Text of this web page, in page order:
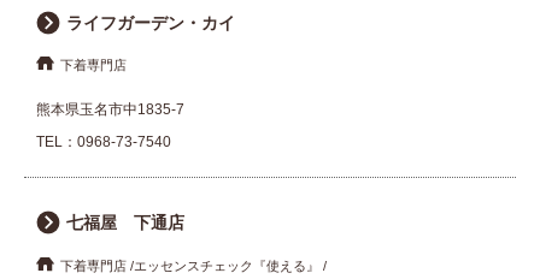
ライフガーデン・カイ
下着専門店
熊本県玉名市中1835-7
TEL： 0968-73-7540
七福屋 下通店
下着専門店 エッセンスチェック『使える』